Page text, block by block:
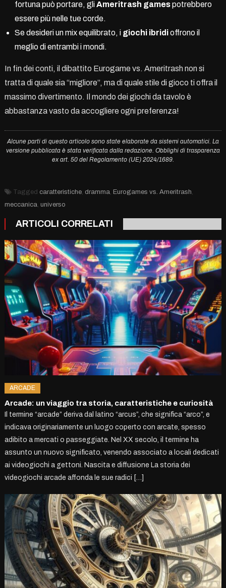
fortuna può portare, gliAmeritrash gamespotrebbero
essere più nelle tue corde.
Se desideri un mix equilibrato, i giochi ibridioffrono il
meglio di entrambi i mondi.
In fin dei conti, il dibattito Eurogame vs. Ameritrash non si
tratta di quale sia “migliore”, ma di quale stile di gioco ti offra il
massimo divertimento. Il mondo dei giochi da tavolo è
abbastanza vasto da accogliere ogni preferenza!
Alcune parti di questo articolo sono state elaborate da sistemi automatici. La
versione pubblicata è stata verificata dalla redazione. Obblighi di trasparenza
ex art. 50 del Regolamento (UE) 2024/1689.
Tagged caratteristiche, dramma Eurogames vs. Ameritrash
meccanica universo
ARTICOLI CORRELATI
ARCADE
Arcade: un viaggio tra storia, caratteristiche e curiosità
Il termine “arcade” deriva dal latino “arcus”, che significa “arco”, e
indicava originariamente un luogo coperto con arcate, spesso
adibito a mercati o passeggiate. Nel XX secolo, il termine ha
assunto un nuovo significato, venendo associato a locali dedicati
ai videogiochi a gettoni. Nascita e diffusione La storia dei
videogiochi arcade affonda le sue radici […]